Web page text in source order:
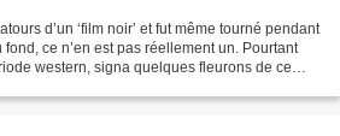
d’un ‘film noir’ et fut même tourné pendant
fond, ce n’en est pas réellement un. Pourtant
western, signa quelques fleurons de ce